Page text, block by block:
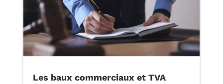
Les baux commerciaux et TVA